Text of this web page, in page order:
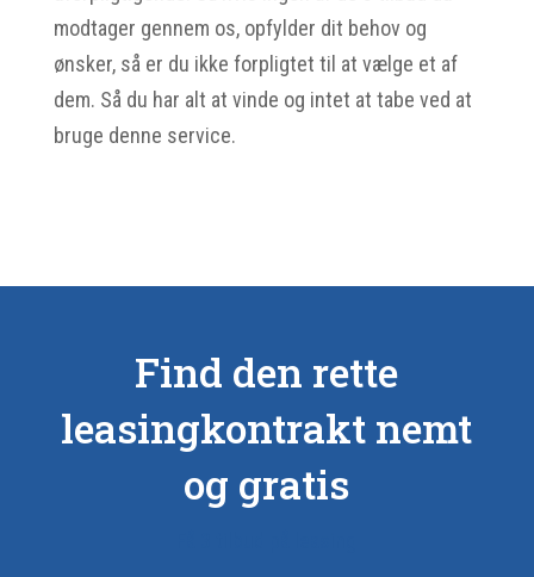
modtager gennem os, opfylder dit behov og
ønsker, så er du ikke forpligtet til at vælge et af
dem. Så du har alt at vinde og intet at tabe ved at
bruge denne service.
Find den rette
leasingkontrakt nemt
og gratis